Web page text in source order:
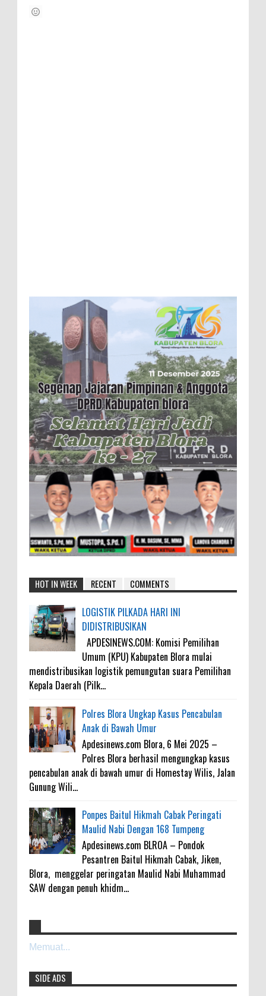
HOT IN WEEK RECENT COMMENTS
LOGISTIK PILKADA HARI INI
DIDISTRIBUSIKAN
APDESINEWS.COM: Komisi Pemilihan
Umum (KPU) Kabupaten Blora mulai
mendistribusikan logistik pemungutan suara Pemilihan
Kepala Daerah (Pilk...
Polres Blora Ungkap Kasus Pencabulan
Anak di Bawah Umur
Apdesinews.com Blora, 6 Mei 2025 –
Polres Blora berhasil mengungkap kasus
pencabulan anak di bawah umur di Homestay Wilis, Jalan
Gunung Wili...
Ponpes Baitul Hikmah Cabak Peringati
Maulid Nabi Dengan 168 Tumpeng
Apdesinews.com BLROA – Pondok
Pesantren Baitul Hikmah Cabak, Jiken,
Blora, menggelar peringatan Maulid Nabi Muhammad
SAW dengan penuh khidm...
4000 Petani Hutan Blora Bakal Digelontor
galateapacino:
The Ottawa SenatorsThe Men's Black titanium i
phone case Titanium Wedding Band is the
Memuat...
SIDE ADS